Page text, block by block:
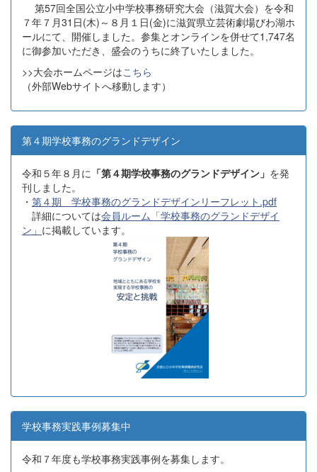
第57回全国公立小中学校事務研究大会（滋賀大会）を令和
７年７月31日(木)～８月１日(金)に滋賀県立芸術劇場びわ湖ホ
ールにて、開催しました。参集とオンラインを併せて1,747名
に御参加いただき、盛会のうちに終了いたしました。
>>大会ホームページはこちら
（外部Webサイトへ移動します）
第４期学校事務のグランドデザイン
令和５年８月に 「第４期学校事務のグランドデザイン」 を発
刊しました。
・ 第４期 学校事務のグランドデザインリーフレット.pdf
詳細については会員ルーム「学校事務のグランドデザイ
ン」 に掲載しています。
学校事務実践事例募集中
令和７年度も学校事務実践事例を募集します。